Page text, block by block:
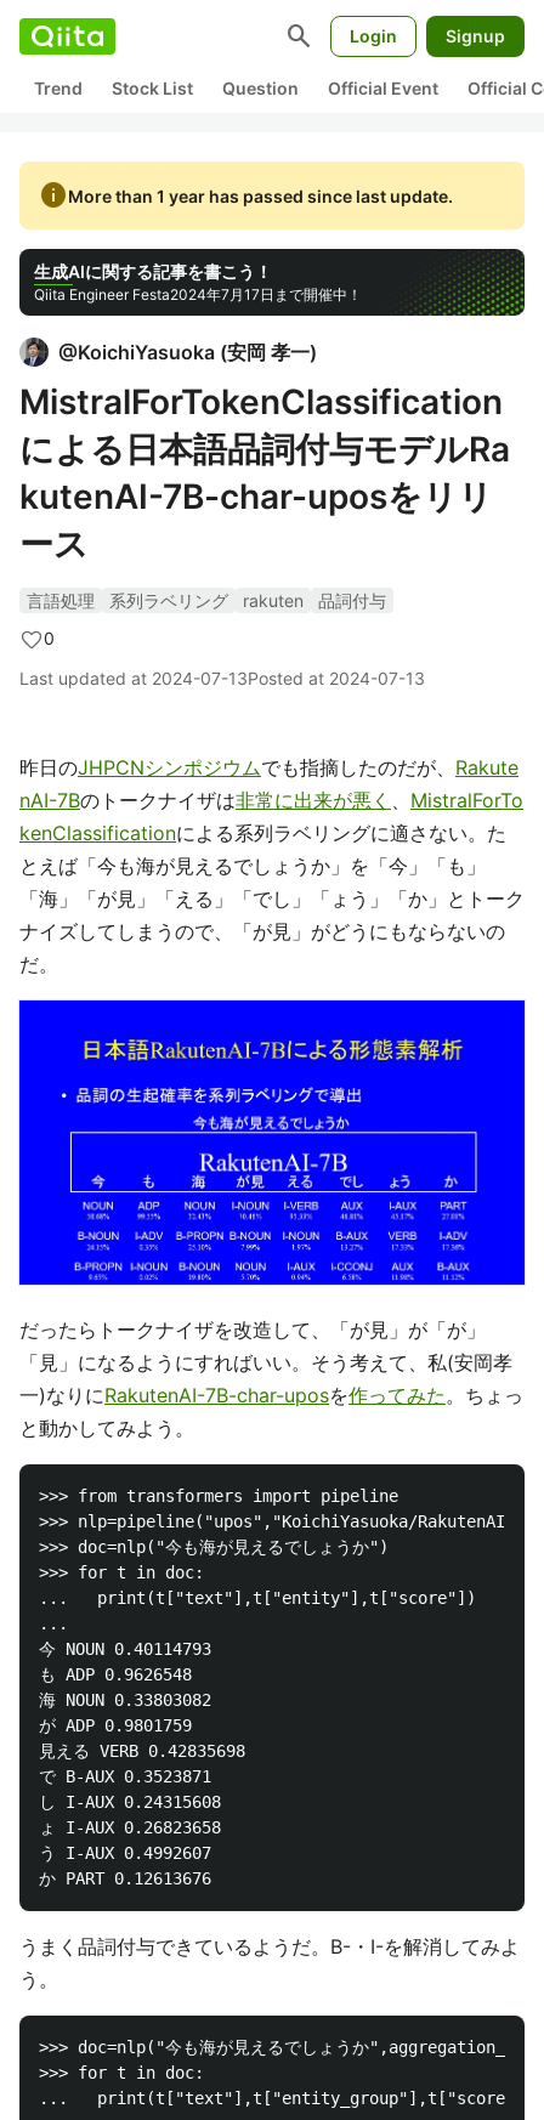
search Login Signup
Trend Stock List Question Official Event Official
infoMore than 1 year has passed since last update.
生成AIに関する記事を書こう！
Qiita Engineer Festa2024年7月17日まで開催中！
@KoichiYasuoka (安岡 孝一)
MistralForTokenClassification
による日本語品詞付与モデルRa
kutenAI-7B-char-uposをリリ
ース
言語処理 系列ラベリング rakuten
品詞付与
0
Last updated at 2024-07-13Posted at 2024-07-13
昨日のJHPCNシンポジウムでも指摘したのだが、 Rakute
nAI-7Bのトークナイザは非常に出来が悪く 、 MistralForTo
kenClassificationによる系列ラベリングに適さない。た
とえば「今も海が見えるでしょうか」を「今」「も」
「海」「が見」「える」「でし」「ょう」「か」とトーク
ナイズしてしまうので、「が見」がどうにもならないの
だ。
だったらトークナイザを改造して、「が見」が「が」
「見」になるようにすればいい。そう考えて、私(安岡孝
一)なりにRakutenAI-7B-char-uposを作ってみた。ちょっ
と動かしてみよう。
>>> from transformers import pipeline
>>> nlp=pipeline("upos","KoichiYasuoka/RakutenAI-
>>> doc=nlp("今も海が見えるでしょうか")
>>> for t in doc:
...   print(t["text"],t["entity"],t["score"])
...
今 NOUN 0.40114793
も ADP 0.9626548
海 NOUN 0.33803082
が ADP 0.9801759
見える VERB 0.42835698
で B-AUX 0.3523871
し I-AUX 0.24315608
ょ I-AUX 0.26823658
う I-AUX 0.4992607
うまく品詞付与できているようだ。B-・I-を解消してみよ
う。
>>> doc=nlp("今も海が見えるでしょうか
>>> for t in doc:
...   print(t["text"],t["entity_group"],t["score"])